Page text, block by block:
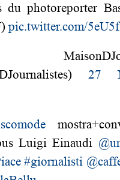
du photoreporter
pic.twitter.com/
27
Luigi Einaudi
#giornalisti